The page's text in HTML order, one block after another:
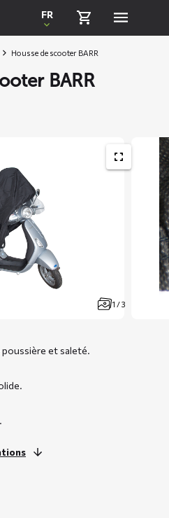
FR
Housse de scooter BARR
BARR
1 / 3
et saleté.